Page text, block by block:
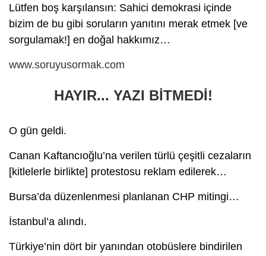
Lütfen boş karşılansın: Sahici demokrasi içinde
bizim de bu gibi soruların yanıtını merak etmek [ve
sorgulamak!] en doğal hakkımız…
www.soruyusormak.com
HAYIR... YAZI BİTMEDİ!
O gün geldi.
Canan Kaftancıoğlu’na verilen türlü çeşitli cezaların
[kitlelerle birlikte] protestosu reklam edilerek…
Bursa’da düzenlenmesi planlanan CHP mitingi…
İstanbul’a alındı.
Türkiye’nin dört bir yanından otobüslere bindirilen